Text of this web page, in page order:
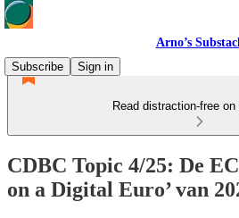
Arno’s
Subscribe
Sign in
Read distraction-free
CDBC Topic 4/25: De
on a Digital Euro’ van